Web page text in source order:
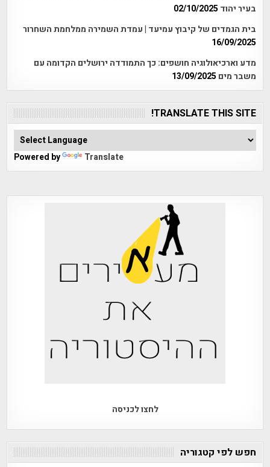
בעיר יהוד 02/10/2025
בית הגמדים של קיבוץ עמיעד | עמדת השמירה ממלחמת השחרור
16/09/2025
מדע וארכיאולוגיה חושפים: כך התמודדה ירושלים הקדומה עם
משבר מים 13/09/2025
TRANSLATE THIS SITE!
Powered by Translate
לחצו לכניסה
חפש לפי קטגוריה